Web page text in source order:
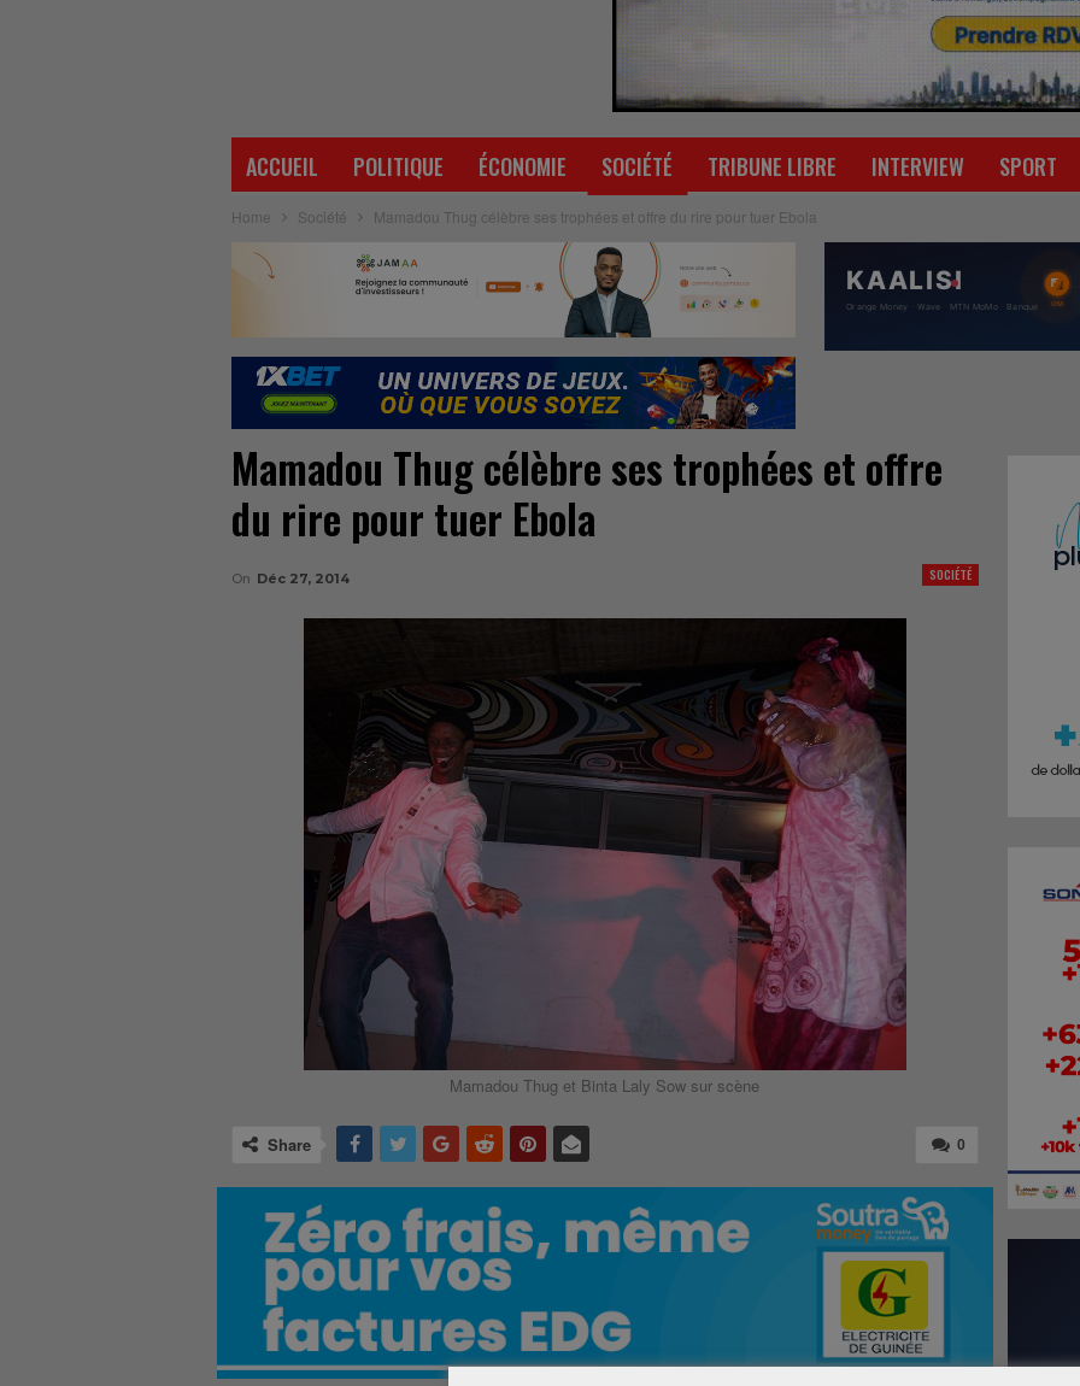
ACCUEIL POLITIQUE ÉCONOMIE SOCIÉTÉ TRIBUNE LIBRE INTERVIEW SPORT
Home Société Mamadou Thug célèbre ses trophées et offre du rire pour tuer Ebola
Mamadou Thug célèbre ses trophées et offre
du rire pour tuer Ebola
SOCIÉTÉ
On Déc 27, 2014
Mamadou Thug et Binta Laly Sow sur scène
0
Share